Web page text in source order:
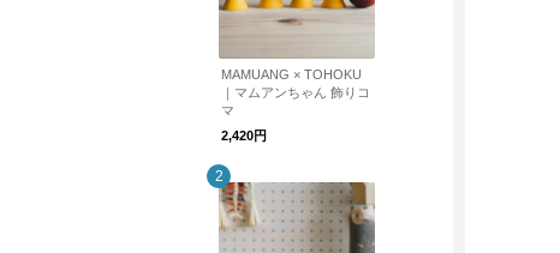
MAMUANG × TOHOKU
｜マムアンちゃん 飾りコ
マ
2,420円